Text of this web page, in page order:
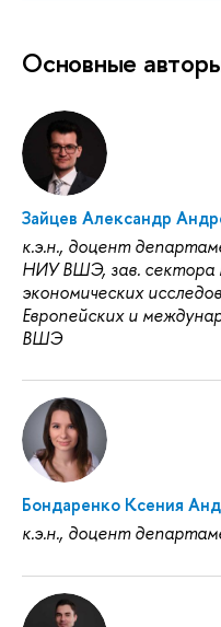
Основные
Зайцев Александр
к.э.н., доцент
НИУ ВШЭ, зав. сектора
экономических
Европейских и
ВШЭ
Бондаренко Ксения
к.э.н., доцент